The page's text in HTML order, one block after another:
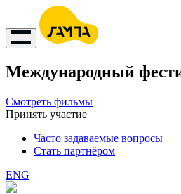
Международный
Смотреть фильмы
Принять участие
Часто задаваемые вопросы
Стать партнёром
ENG